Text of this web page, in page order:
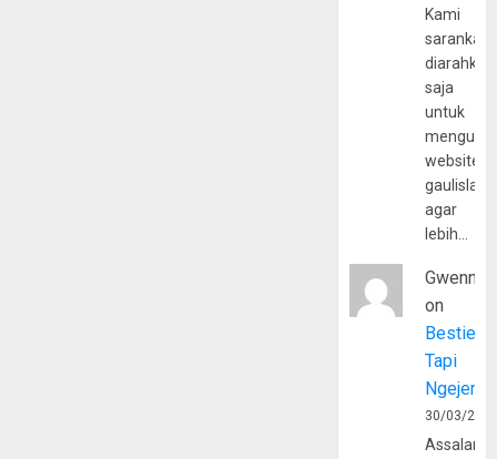
Kami
sarankan,
diarahkan
saja
untuk
website
agar
lebih…
Gwenny
on
Bestie
Tapi
30/03/